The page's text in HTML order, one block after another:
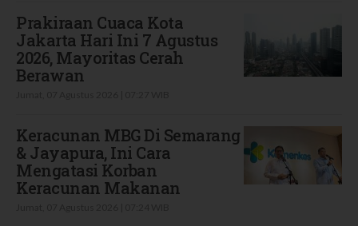
Prakiraan Cuaca Kota
Jakarta Hari Ini 7 Agustus
2026, Mayoritas Cerah
Berawan
Keracunan MBG Di Semarang
& Jayapura, Ini Cara
Mengatasi Korban
Keracunan Makanan